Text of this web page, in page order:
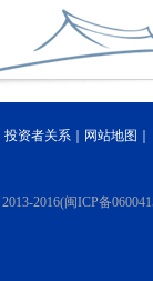
投资者关系 网站地图
2013-2016(闽ICP备